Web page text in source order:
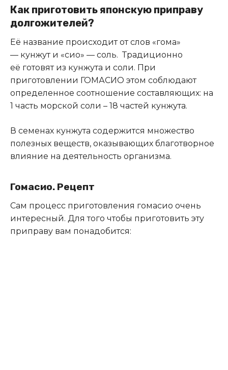
Как приготовить японскую приправу
долгожителей?
Её название происходит от слов «гома»
— кунжут и «сио» — соль. Традиционно
её готовят из кунжута и соли. При
приготовлении ГОМАСИО этом соблюдают
определенное соотношение составляющих: на
1 часть морской соли – 18 частей кунжута.
В семенах кунжута содержится множество
полезных веществ, оказывающих благотворное
влияние на деятельность организма.
Гомасио. Рецепт
Сам процесс приготовления гомасио очень
интересный. Для того чтобы приготовить эту
приправу вам понадобится: